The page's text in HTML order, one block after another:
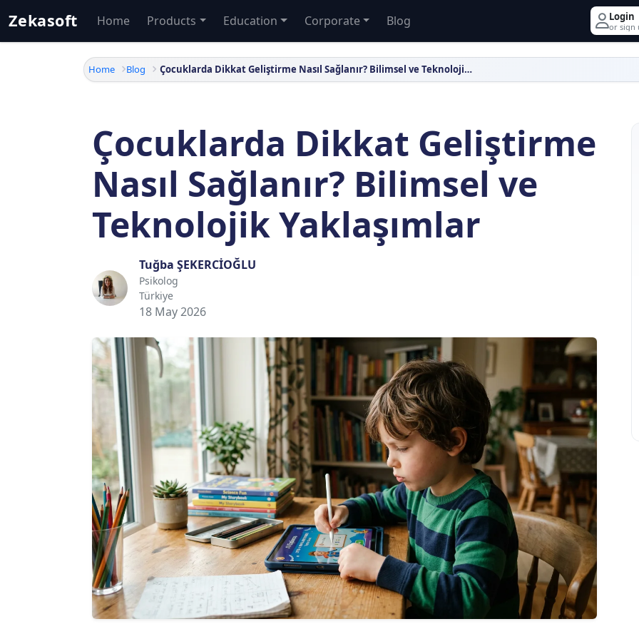
Zekasoft Home Products Education Corporate Blog Login
or sign
Home Blog Çocuklarda Dikkat Geliştirme Nasıl Sağlanır? Bilimsel ve Teknolojik Yaklaşımlar
Çocuklarda Dikkat Geliştirme
Nasıl Sağlanır? Bilimsel ve
Teknolojik Yaklaşımlar
Tuğba ŞEKERCİOĞLU
Psikolog
Türkiye
18 May 2026